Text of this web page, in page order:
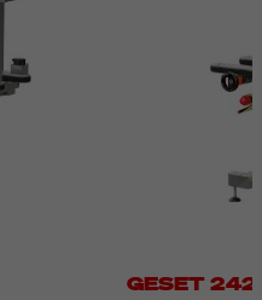
GESET 242